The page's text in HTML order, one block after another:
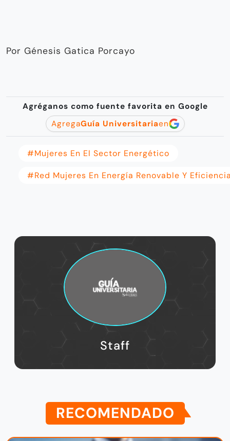
Por Génesis Gatica Porcayo
Agréganos como fuente favorita en Google
AgregaGuía Universitariaen
#mujeres En El Sector Energético
#Red Mujeres En Energía Renovable Y
Staff
RECOMENDADO